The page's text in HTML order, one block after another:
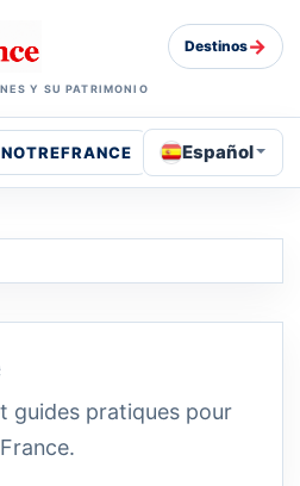
Y SU PATRIMONIO
Destinos→
Español
guides pratiques pour